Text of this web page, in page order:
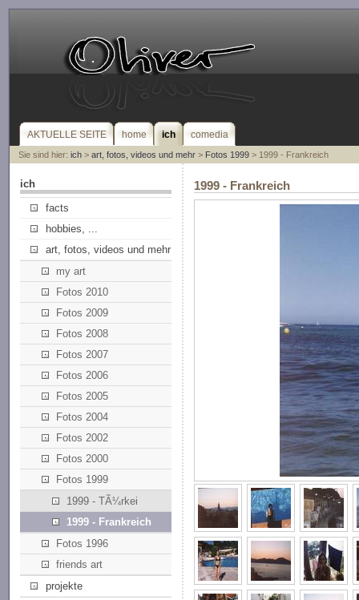
AKTUELLE SEITE home ich comedia
Sie sind hier: ich> art, fotos, videos und mehr> Fotos 1999> 1999 - Frankreich
ich
facts
hobbies, ...
art, fotos, videos und mehr
my art
Fotos 2010
Fotos 2009
Fotos 2008
Fotos 2007
Fotos 2006
Fotos 2005
Fotos 2004
Fotos 2002
Fotos 2000
Fotos 1999
1999 - TÃ¼rkei
1999 - Frankreich
Fotos 1996
friends art
projekte
1999 - Frankreich